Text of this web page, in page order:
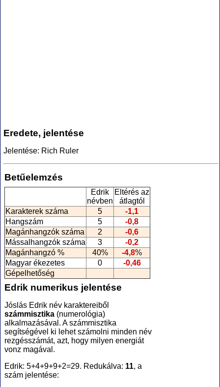
Eredete, jelentése
Jelentése: Rich Ruler
Betűelemzés
Edrik
névben
Eltérés az
átlagtól
Karakterek száma
5
-1,1
Hangszám
5
-0,8
Magánhangzók száma
2
-0,6
Mássalhangzók száma
3
-0,2
Magánhangzó %
40% -4,8%
Magyar ékezetes
0
-0,46
Gépelhetőség
Edrik numerikus jelentése
Jóslás Edrik név karaktereiből
számmisztika (numerológia)
alkalmazásával. A számmisztika
segítségével ki lehet számolni minden név
rezgésszámát, azt, hogy milyen energiát
vonz magával.
Edrik: 5+4+9+9+2=29. Redukálva: 11, a
szám jelentése: